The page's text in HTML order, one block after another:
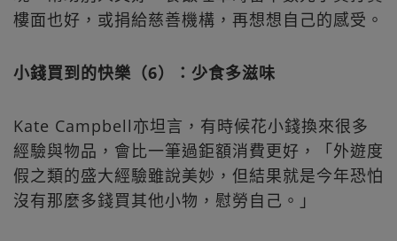
樓面也好，或捐給慈善機構，再想想自己的感受。
小錢買到的快樂（6）：少食多滋味
Kate Campbell亦坦言，有時候花小錢換來很多
經驗與物品，會比一筆過鉅額消費更好，「外遊度
假之類的盛大經驗雖說美妙，但結果就是今年恐怕
沒有那麼多錢買其他小物，慰勞自己。」